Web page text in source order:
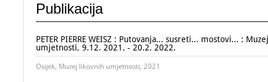
Publikacija
PETER PIERRE WEISZ : Putovanja... susreti... mostovi... :
umjetnosti, 9.12. 2021. - 20.2. 2022.
Osijek, Muzej likovnih umjetnosti, 2021